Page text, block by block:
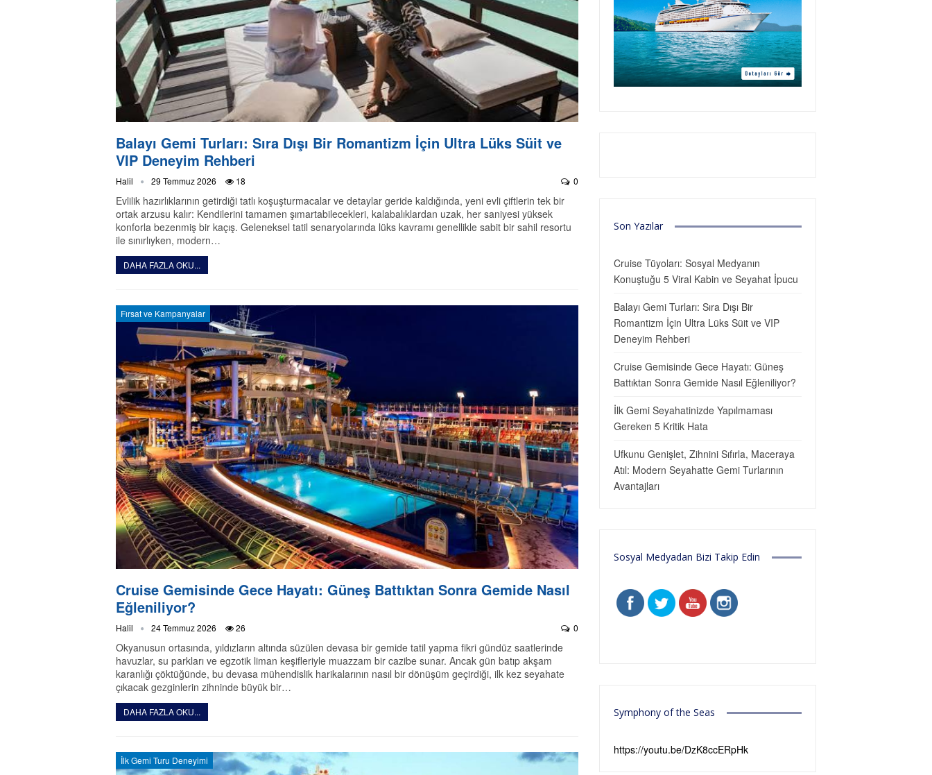
Balayı Gemi Turları: Sıra Dışı Bir Romantizm İçin Ultra Lüks Süit ve
VIP Deneyim Rehberi
Halil 29 Temmuz 2026 18 0
Evlilik hazırlıklarının getirdiği tatlı koşuşturmacalar ve detaylar geride kaldığında, yeni evli çiftlerin tek bir
ortak arzusu kalır: Kendilerini tamamen şımartabilecekleri, kalabalıklardan uzak, her saniyesi yüksek
konforla bezenmiş bir kaçış. Geleneksel tatil senaryolarında lüks kavramı genellikle sabit bir sahil resortu
ile sınırlıyken, modern…
DAHA FAZLA OKU...
Fırsat ve Kampanyalar
Cruise Gemisinde Gece Hayatı: Güneş Battıktan Sonra Gemide Nasıl
Eğleniliyor?
Halil 24 Temmuz 2026 26 0
Okyanusun ortasında, yıldızların altında süzülen devasa bir gemide tatil yapma fikri gündüz saatlerinde
havuzlar, su parkları ve egzotik liman keşifleriyle muazzam bir cazibe sunar. Ancak gün batıp akşam
karanlığı çöktüğünde, bu devasa mühendislik harikalarının nasıl bir dönüşüm geçirdiği, ilk kez seyahate
çıkacak gezginlerin zihninde büyük bir…
DAHA FAZLA OKU...
İlk Gemi Turu Deneyimi
Son Yazılar
Cruise Tüyoları: Sosyal Medyanın
Konuştuğu 5 Viral Kabin ve Seyahat İpucu
Balayı Gemi Turları: Sıra Dışı Bir
Romantizm İçin Ultra Lüks Süit ve VIP
Deneyim Rehberi
Cruise Gemisinde Gece Hayatı: Güneş
Battıktan Sonra Gemide Nasıl Eğleniliyor?
İlk Gemi Seyahatinizde Yapılmaması
Gereken 5 Kritik Hata
Ufkunu Genişlet, Zihnini Sıfırla, Maceraya
Atıl: Modern Seyahatte Gemi Turlarının
Avantajları
Sosyal Medyadan Bizi Takip Edin
Symphony of the Seas
https://youtu.be/DzK8ccERpHk